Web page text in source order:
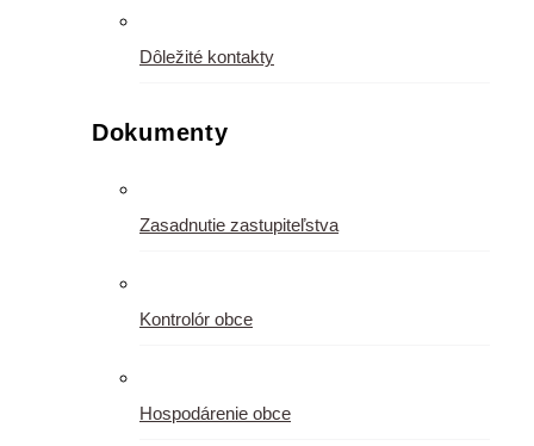
Dôležité kontakty
Dokumenty
Zasadnutie zastupiteľstva
Kontrolór obce
Hospodárenie obce